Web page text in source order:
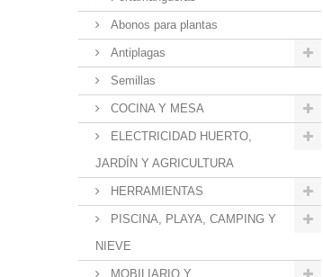
Abonos para plantas
Antiplagas
Semillas
COCINA Y MESA
ELECTRICIDAD HUERTO,
JARDÍN Y AGRICULTURA
HERRAMIENTAS
PISCINA, PLAYA, CAMPING Y
NIEVE
MOBILIARIO Y